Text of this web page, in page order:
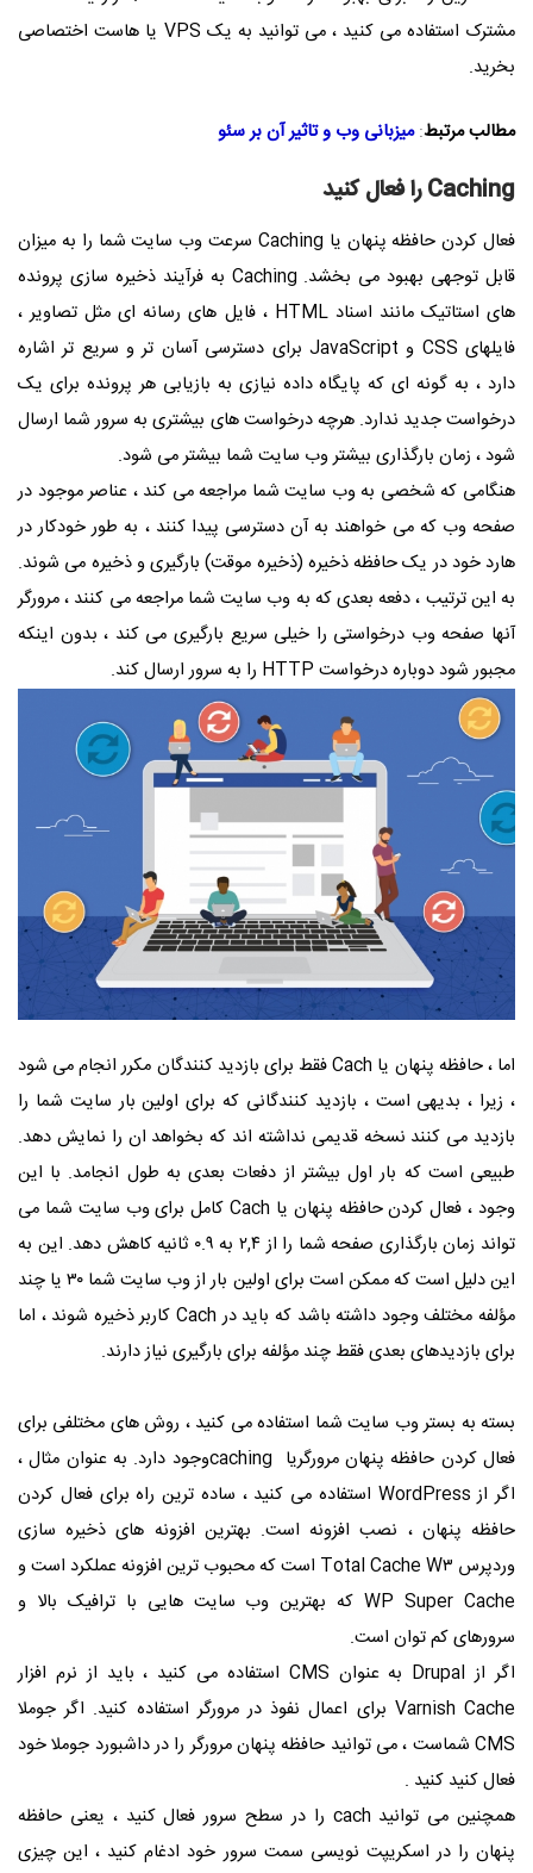
مشترک استفاده می کنید ، می توانید به یک VPS یا هاست اختصاصی
بخرید.
مطالب مرتبط:میزبانی وب و تاثیر آن بر سئو
Cachingرا فعال کنید
فعال کردن حافظه پنهان یا Caching سرعت وب سایت شما را به میزان
قابل توجهی بهبود می بخشد. Caching به فرآیند ذخیره سازی پرونده
های استاتیک مانند اسنادHTML ، فایل های رسانه ای مثل تصاویر ،
فایلهای CSS و JavaScript برای دسترسی آسان تر و سریع تر اشاره
دارد ، به گونه ای که پایگاه داده نیازی به بازیابی هر پرونده برای یک
درخواست جدید ندارد. هرچه درخواست های بیشتری به سرور شما ارسال
شود ، زمان بارگذاری بیشتر وب سایت شما بیشتر می شود.
هنگامی که شخصی به وب سایت شما مراجعه می کند ، عناصر موجود در
صفحه وب که می خواهند به آن دسترسی پیدا کنند ، به طور خودکار در
هارد خود در یک حافظه ذخیره (ذخیره موقت) بارگیری و ذخیره می شوند.
به این ترتیب ، دفعه بعدی که به وب سایت شما مراجعه می کنند ، مرورگر
آنها صفحه وب درخواستی را خیلی سریع بارگیری می کند ، بدون اینکه
مجبور شود دوباره درخواست HTTP را به سرور ارسال کند.
اما ، حافظه پنهان یا Cachفقط برای بازدید کنندگان مکرر انجام می شود
، زیرا ، بدیهی است ، بازدید کنندگانی که برای اولین بار سایت شما را
بازدید می کنند نسخه قدیمی نداشته اند که بخواهد ان را نمایش دهد.
طبیعی است که بار اول بیشتر از دفعات بعدی به طول انجامد. با این
وجود ، فعال کردن حافظه پنهان یا Cachکامل برای وب سایت شما می
تواند زمان بارگذاری صفحه شما را از ۲,۴ به ۰.۹ ثانیه کاهش دهد. این به
این دلیل است که ممکن است برای اولین بار از وب سایت شما ۳۰ یا چند
مؤلفه مختلف وجود داشته باشد که باید در Cach کاربر ذخیره شوند ، اما
برای بازدیدهای بعدی فقط چند مؤلفه برای بارگیری نیاز دارند.
بسته به بستر وب سایت شما استفاده می کنید ، روش های مختلفی برای
فعال کردن حافظه پنهان مرورگریا cachingوجود دارد. به عنوان مثال ،
اگر از WordPress استفاده می کنید ، ساده ترین راه برای فعال کردن
حافظه پنهان ، نصب افزونه است. بهترین افزونه های ذخیره سازی
وردپرس W۳ Total Cache است که محبوب ترین افزونه عملکرد است و
WP Super Cacheکه بهترین وب سایت هایی با ترافیک بالا و
سرورهای کم توان است.
اگر از Drupal به عنوان CMS استفاده می کنید ، باید از نرم افزار
Varnish Cache برای اعمال نفوذ در مرورگر استفاده کنید. اگر جوملا
CMS شماست ، می توانید حافظه پنهان مرورگر را در داشبورد جوملا خود
فعال کنید کنید .
همچنین می توانید cach را در سطح سرور فعال کنید ، یعنی حافظه
پنهان را در اسکریپت نویسی سمت سرور خود ادغام کنید ، این چیزی